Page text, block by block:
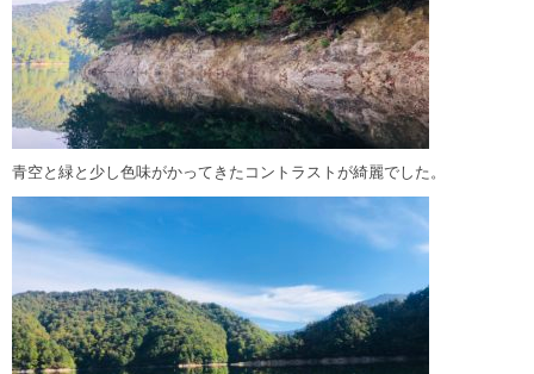
青空と緑と少し色味がかってきたコントラストが綺麗でした。